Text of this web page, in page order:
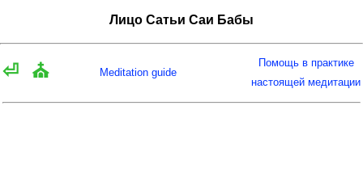
Лицо Сатьи Саи Бабы
⏎ ⛪ Meditation guide
Помощь в практике
настоящей медитации